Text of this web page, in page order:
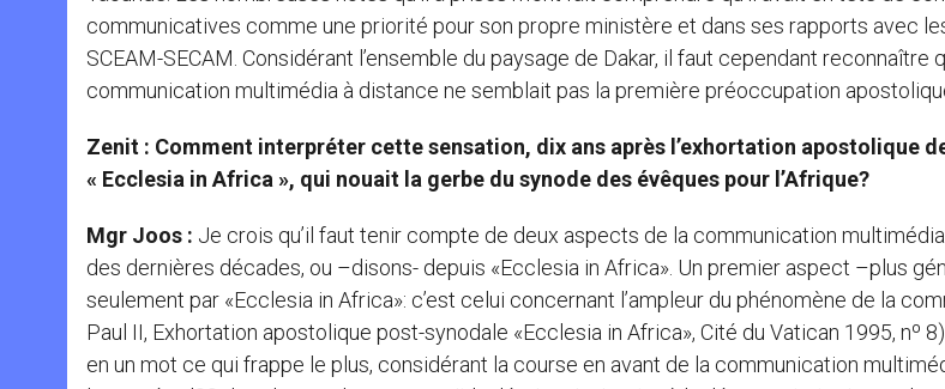
communicatives comme une priorité pour son propre ministère et dans ses rapports avec
SCEAM-SECAM. Considérant l’ensemble du paysage de Dakar, il faut cependant reconnaître
communication multimédia à distance ne semblait pas la première préoccupation
Zenit : Comment interpréter cette sensation, dix ans après l’exhortation apostolique
« Ecclesia in Africa », qui nouait la gerbe du synode des évêques pour l’Afrique?
Mgr Joos : Je crois qu’il faut tenir compte de deux aspects de la communication
des dernières décades, ou –disons- depuis «Ecclesia in Africa». Un premier aspect –plus
seulement par «Ecclesia in Africa»: c’est celui concernant l’ampleur du phénomène de la
Paul II, Exhortation apostolique post-synodale «Ecclesia in Africa», Cité du Vatican 1995, nº
en un mot ce qui frappe le plus, considérant la course en avant de la communication